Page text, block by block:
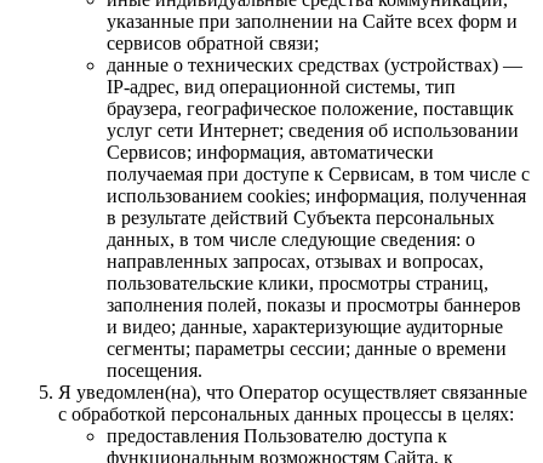
указанные при заполнении на Сайте всех форм и
сервисов обратной связи;
данные о технических средствах (устройствах) —
IP-адрес, вид операционной системы, тип
браузера, географическое положение, поставщик
услуг сети Интернет; сведения об использовании
Сервисов; информация, автоматически
получаемая при доступе к Сервисам, в том числе с
использованием cookies; информация, полученная
в результате действий Субъекта персональных
данных, в том числе следующие сведения: о
направленных запросах, отзывах и вопросах,
пользовательские клики, просмотры страниц,
заполнения полей, показы и просмотры баннеров
и видео; данные, характеризующие аудиторные
сегменты; параметры сессии; данные о времени
посещения.
Я уведомлен(на), что Оператор осуществляет связанные
с обработкой персональных данных процессы в целях:
предоставления Пользователю доступа к
функциональным возможностям Сайта, к